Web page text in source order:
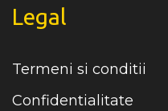
Legal
Termeni si conditii
Confidentialitate